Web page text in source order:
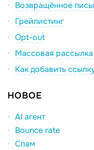
Возвращённое
Грейлистинг
Opt-out
Массовая рассылка
Как добавить
НОВОЕ
AI агент
Bounce rate
Спам